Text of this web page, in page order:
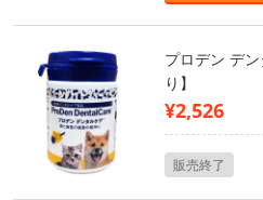
プロデン デ
り】
¥2,526
販売終了